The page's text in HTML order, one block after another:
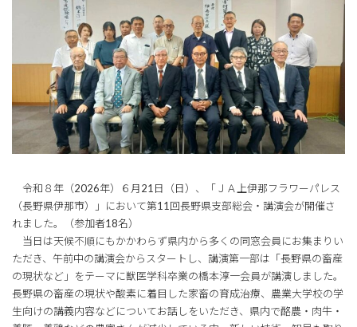
令和８年（2026年）６月21日（日）、「ＪＡ上伊那フラワーパレス
（長野県伊那市）」において第11回長野県支部総会・講演会が開催さ
れました。（参加者18名）
当日は天候不順にもかかわらず県内から多くの同窓会員にお集まりい
ただき、午前中の講演会からスタートし、講演第一部は「長野県の畜産
の現状など」をテーマに獣医学科卒業の橋本淳一会員が講演しました。
長野県の畜産の現状や酸素に着目した家畜の育成治療、農業大学校の学
生向けの講義内容などについてお話しをいただき、県内で酪農・肉牛・